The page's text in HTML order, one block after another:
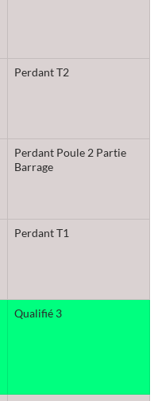
Perdant T2
Perdant Poule 2 Partie
Barrage
Perdant T1
Qualifié 3